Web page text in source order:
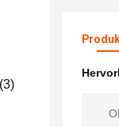
(3)